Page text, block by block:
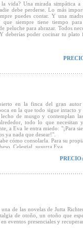
Susanne Berner nos deja
por un lado, sentimos que nos
cosas en el él de las que
relato (...) ya habrá
(Revista Babar).
historia que en sus libros
narra estrictamente y sin
de laStiftung Buchkunst
Diseño 2014.
vida? Una mirada simpática a
debe perderse. Lo más
puedes contar. Y una
siempre tiene tiempo
peluche para abrazar. Todos
deberías poder cocinar tu plato
son particularmente
enamoramiento hacen que
en la finca del gran autor
en la que todo sigue intacto y
de musgo y contemplan las
todo lo que necesitan
a Eva le entra miedo: "¡Para
ya nada que desear!".
cómo consolarla. Para su
Celestial, susurra Eva.
Berner se inspiró en Jürg
las grandiosas imágenes que
de la creación.
2023 - Lista de
desplegar una enorme
en las imágenes de Rotraut
es también filosófico en este
PRECIO:
de las novelas de Jutta
de otoño, un otoño que
eventos presenciales y